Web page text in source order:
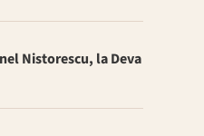
Nistorescu, la Deva